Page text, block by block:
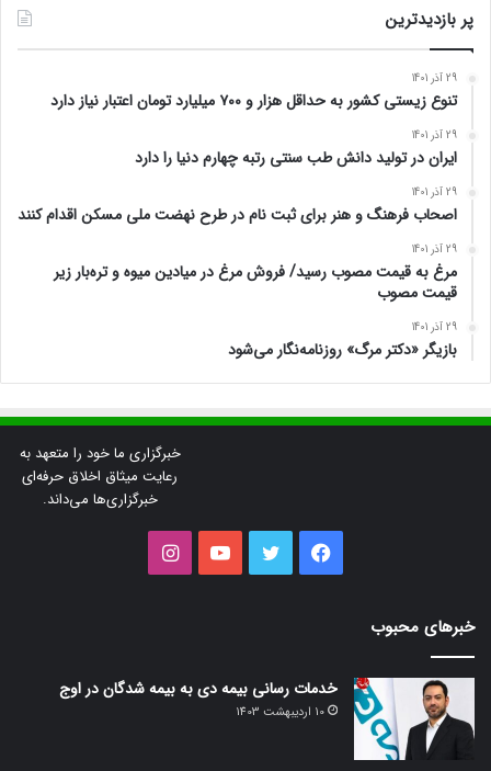
پر بازدیدترین
29 آذر 1401
تنوع زیستی کشور به حداقل هزار و ۷۰۰ میلیارد تومان اعتبار نیاز دارد
29 آذر 1401
ایران در تولید دانش طب سنتی رتبه چهارم دنیا را دارد
29 آذر 1401
اصحاب فرهنگ و هنر برای ثبت نام در طرح نهضت ملی مسکن اقدام کنند
29 آذر 1401
مرغ به قیمت مصوب رسید/ فروش مرغ در میادین میوه و تره‌بار زیر
قیمت مصوب
29 آذر 1401
بازیگر «دکتر مرگ» روزنامه‌نگار می‌شود
خبرگزاری ما خود را متعهد به
رعایت میثاق اخلاق حرفه‌ای
خبرگزاری‌ها می‌داند.
فیس
توییتر یوتیوب
خبرهای محبوب
خدمات رسانی بیمه دی به بیمه شدگان در اوج
10 اردیبهشت 1403